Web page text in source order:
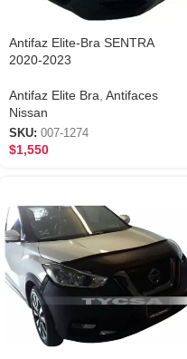
Antifaz Elite-Bra SENTRA
2020-2023
Antifaz Elite Bra Antifaces
Nissan
SKU: 007-1274
$1,550